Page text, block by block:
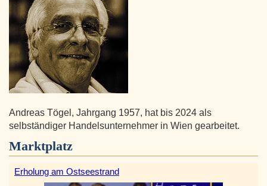
Andreas Tögel, Jahrgang 1957, hat bis 2024 als
selbständiger Handelsunternehmer in Wien gearbeitet.
Marktplatz
Erholung am Ostseestrand